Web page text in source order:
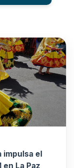
impulsa el
La Paz